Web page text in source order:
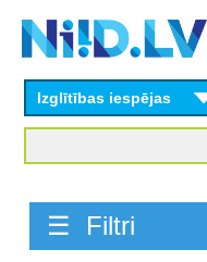
content
Izglītības iespējas
☰ Filtri